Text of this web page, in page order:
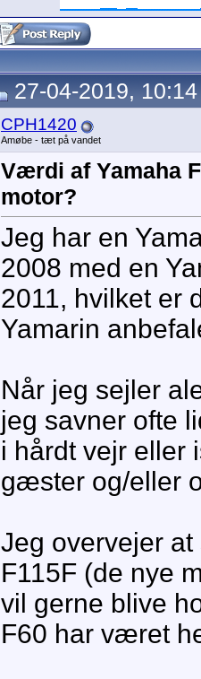
27-04-2019, 10:14
CPH1420
Amøbe - tæt på vandet
Værdi af Yamaha
motor?
Jeg har en
2008 med en
2011, hvilket er
Yamarin
Når jeg sejler
jeg savner ofte
i hårdt vejr eller
gæster og/eller
Jeg overvejer
F115F (de nye
vil gerne blive
F60 har været